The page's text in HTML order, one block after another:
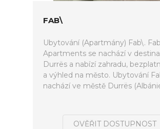
FAB\
Ubytování (Apartmány) Fab\.
Apartments se nachází v
Durrës a nabízí zahradu,
a výhled na město. Ubytování
nachází ve městě Durrës
OVĚŘIT DOSTUPNOST